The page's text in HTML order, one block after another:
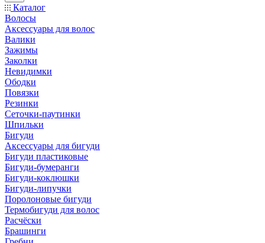
Каталог
Волосы
Аксессуары для волос
Валики
Зажимы
Заколки
Невидимки
Ободки
Повязки
Резинки
Сеточки-паутинки
Шпильки
Бигуди
Аксессуары для бигуди
Бигуди пластиковые
Бигуди-бумеранги
Бигуди-коклюшки
Бигуди-липучки
Поролоновые бигуди
Термобигуди для волос
Расчёски
Брашинги